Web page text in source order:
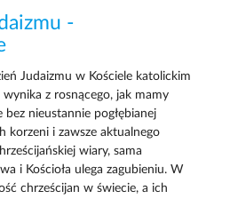
-
Judaizmu w Kościele katolickim
z rosnącego, jak mamy
bez nieustannie pogłębianej
korzeni i zawsze aktualnego
wiary, sama
i Kościoła ulega zagubieniu. W
chrześcijan w świecie, a ich